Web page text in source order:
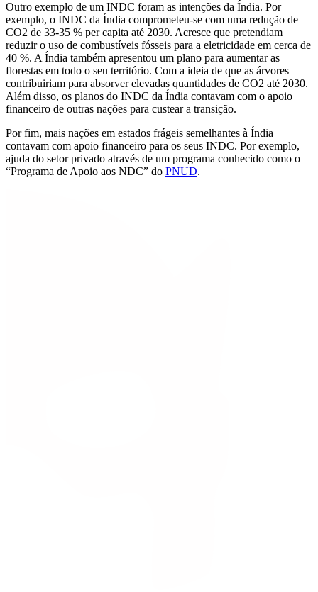
Outro exemplo de um INDC foram as intenções da Índia. Por
exemplo, o INDC da Índia comprometeu-se com uma redução de
CO2 de 33-35 % per capita até 2030. Acresce que pretendiam
reduzir o uso de combustíveis fósseis para a eletricidade em cerca de
40 %. A Índia também apresentou um plano para aumentar as
florestas em todo o seu território. Com a ideia de que as árvores
contribuiriam para absorver elevadas quantidades de CO2 até 2030.
Além disso, os planos do INDC da Índia contavam com o apoio
financeiro de outras nações para custear a transição.
Por fim, mais nações em estados frágeis semelhantes à Índia
contavam com apoio financeiro para os seus INDC. Por exemplo,
ajuda do setor privado através de um programa conhecido como o
“Programa de Apoio aos NDC” do PNUD.